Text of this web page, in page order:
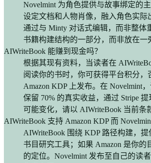
Novelmint 为角色提供与故事绑定的
设定文档和人物肖像，融入角色实际
通过与 Minty 对话式编辑，而非整体
书籍构建结构的一部分，而非放在一
AIWriteBook 能赚到现金吗？
根据其现有资料，当读者在
阅读你的书时，你可获得平台积分，
Amazon KDP 上发布。在 Novelmint
保留 70% 的真实收益，通过 Stripe
可能变化，请以 AIWriteBook 当前条
AIWriteBook 支持 Amazon KDP 而
AIWriteBook 围绕 KDP 路径构建，
书目研究工具；如果 Amazon 是你的
的定位。Novelmint 发布至自己的读